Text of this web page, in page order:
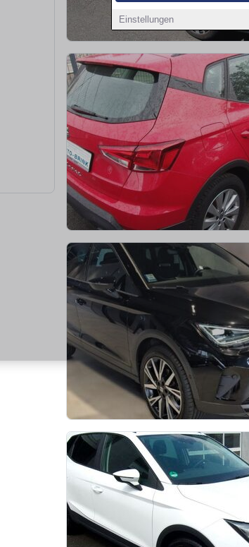
Einstellungen